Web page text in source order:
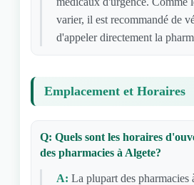
varier, il est recommandé de
d'appeler directement la
Emplacement et Horaires
Q: Quels sont les horaires
des pharmacies à Algete?
A: La plupart des pharmacies